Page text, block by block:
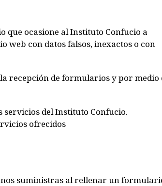
que ocasione al Instituto Confucio a
con datos falsos, inexactos o con
recepción de formularios y por medio
del Instituto Confucio.
ofrecidos
suministras al rellenar un